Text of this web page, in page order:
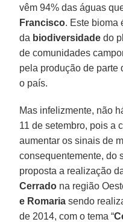
vêm 94% das águas
Francisco. Este bioma
da biodiversidade do
de comunidades
pela produção de parte
o país.
Mas infelizmente, não
11 de setembro, pois a
aumentar os sinais de
consequentemente, do
proposta a realização
Cerrado na região
e Romaria sendo
de 2014, com o tema “